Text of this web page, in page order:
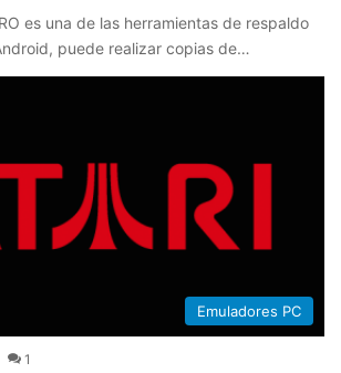
es una de las herramientas de respaldo
puede realizar copias de…
Emuladores PC
1